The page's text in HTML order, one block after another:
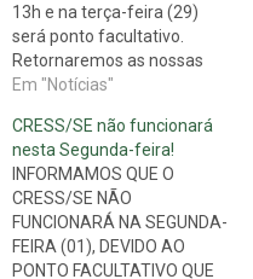
13h e na terça-feira (29)
será ponto facultativo.
Retornaremos as nossas
atividades na quarta-feira
Em "Notícias"
CRESS/SE não funcionará
nesta Segunda-feira!
INFORMAMOS QUE O
CRESS/SE NÃO
FUNCIONARÁ NA SEGUNDA-
FEIRA (01), DEVIDO AO
PONTO FACULTATIVO QUE